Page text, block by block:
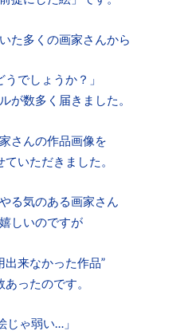
た多くの画家さんから
うでしょうか？」
が数多く届きました。
さんの作品画像を
いただきました。
る気のある画家さん
しいのですが
出来なかった作品”
あったのです。
じゃ弱い…」